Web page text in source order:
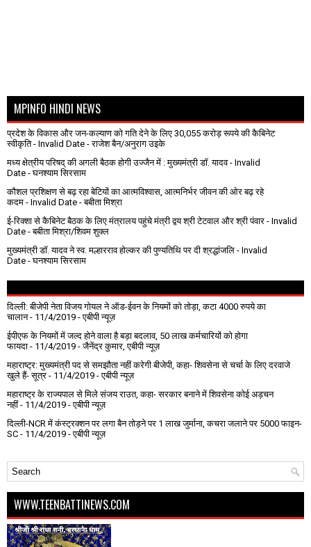
MPINFO HINDI NEWS
प्रदेश के विकास और जन-कल्याण को गति देने के लिए 30,055 करोड़ रूपये की कैबिनेट
स्वीकृति- Invalid Date - राजेश बैन/अनुराग उइके
मध्य क्षेत्रीय परिषद् की अगली बैठक होगी उज्जैन में : मुख्यमंत्री डॉ. यादव- Invalid
Date - घनश्याम सिरसाम
कौशल प्रशिक्षण से बढ़ रहा बेटियों का आत्मविश्वास, आत्मनिर्भर जीवन की ओर बढ़ रहे
कदम - Invalid Date - बबीता मिश्रा
ई-रिक्शा से कैबिनेट बैठक के लिए मंत्रालय पहुंचे मंत्री द्वय श्री टेटवाल और श्री पंवार - Invalid
Date - बबीता मिश्रा/शिवम शुक्ल
मुख्यमंत्री डॉ. यादव ने स्व. मल्हारराव होल्कर की पुण्यतिथि पर दी श्रद्धांजलि - Invalid
Date - घनश्याम सिरसाम
दिल्ली: बीजेपी नेता विजय गोयल ने ऑड-ईवन के नियमों को तोड़ा, कटा 4000 रुपये का
चालान- 11/4/2019 - एबीपी न्यूज़
ईपीएफ के नियमों में जल्द होने वाला है बड़ा बदलाव, 50 लाख कर्मचारियों को होगा
फायदा - 11/4/2019 - जैनेंद्र कुमार, एबीपी न्यूज़
महाराष्ट्र: मुख्यमंत्री पद से समझौता नहीं करेगी बीजेपी, कहा- शिवसेना से चर्चा के लिए दरवाजे
खुले हैं- सूत्र - 11/4/2019 - एबीपी न्यूज़
महाराष्ट्र के राज्यपाल से मिले संजय राउत, कहा- सरकार बनाने में शिवसेना कोई अड़चन
नहीं- 11/4/2019 - एबीपी न्यूज़
दिल्ली-NCR में कंस्ट्रक्शन पर लगा बैन तोड़ने पर 1 लाख जुर्माना, कचरा जलाने पर ₹5000 फाइन-
SC - 11/4/2019 - एबीपी न्यूज़
WWW.TEENBATTINEWS.COM